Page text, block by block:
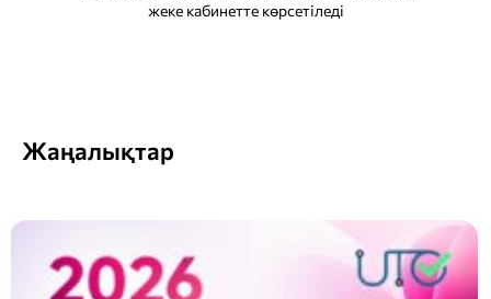
жеке кабинетте көрсетіледі
Жаңалықтар